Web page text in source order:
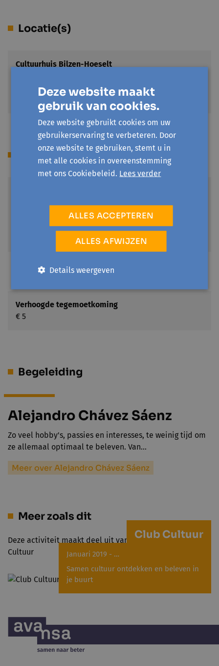
Locatie(s)
Cultuurhuis Bilzen-Hoeselt
3740 Bilzen
Toon op kaart
Prijs
Kies je hiervoor, dan maak jij het mogelijk dat onze
activiteiten betaalbaar blijven voor iedereen. Een
warm en solidair gebaar!
Verhoogde tegemoetkoming
€ 5
Begeleiding
Alejandro Chávez Sáenz
Zo veel hobby's, passies en interesses, te weinig tijd om
ze allemaal optimaal te beleven. Van…
Meer over Alejandro Chávez Sáenz
Meer zoals dit
Deze activiteit maakt deel uit van het project Club
Cultuur
Club Cultuur
Januari 2019 - …
Samen cultuur ontdekken en beleven in
je buurt
Deze website maakt
gebruik van cookies.
Deze website gebruikt cookies om uw
gebruikerservaring te verbeteren. Door
onze website te gebruiken, stemt u in
met alle cookies in overeenstemming
met ons Cookiebeleid. Lees verder
ALLES ACCEPTEREN
ALLES AFWIJZEN
Details weergeven